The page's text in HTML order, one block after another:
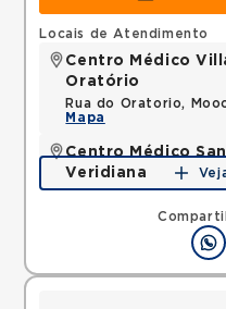
Locais de Atendimento
Centro Médico
Oratório
Rua do Oratorio,
Mapa
Centro Médico
Veridiana
Rua Dona Veridiana,
Mapa